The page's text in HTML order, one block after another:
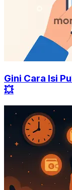
Gini Cara Isi
💥